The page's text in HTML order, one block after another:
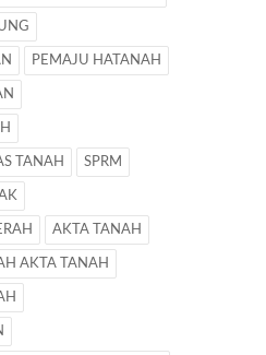
PEMAJU HATANAH
TANAH SPRM
AKTA TANAH
AKTA TANAH